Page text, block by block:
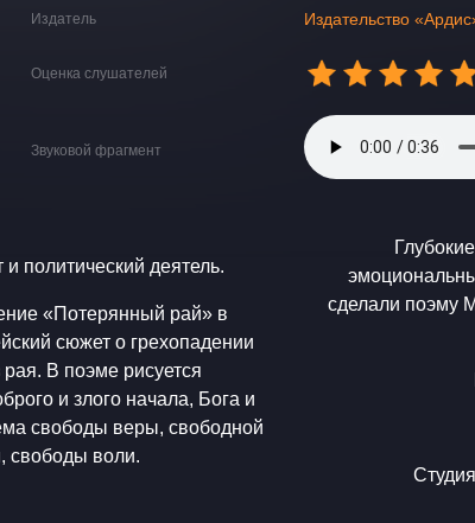
Издатель Издательство
Оценка слушателей
Звуковой фрагмент
политический деятель.
«Потерянный рай» в
сюжет о грехопадении
В поэме рисуется
и злого начала, Бога и
свободы веры, свободной
свободы воли.
сделали поэму